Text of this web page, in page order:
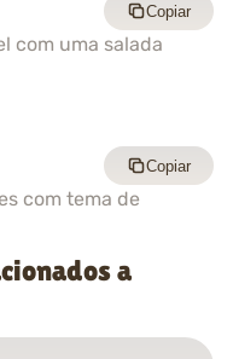
com uma salada
Copiar
com tema de
Copiar
a